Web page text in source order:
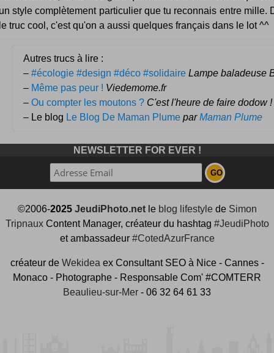
style complètement particulier que tu reconnais entre mille.
truc cool, c'est qu'on a aussi quelques français dans le lot ^^
Autres trucs à lire :
– #écologie #design #déco #solidaire Lampe baladeuse
– Même pas peur ! Viedemome.fr
– Ou compter les moutons ? C'est l'heure de faire dodow !
– Le blog Le Blog De Maman Plume parMaman Plume
NEWSLETTER FOR EVER !
©2006-2025 JeudiPhoto.netle blog lifestylede Simon
TripnauxContent Manager, créateur du hashtag #JeudiPhoto
et ambassadeur #CotedAzurFrance
créateur de Wekidea ex Consultant SEO à Nice - Cannes -
Monaco - Photographe - Responsable Com' #COMTERR
Beaulieu-sur-Mer - 06 32 64 61 33